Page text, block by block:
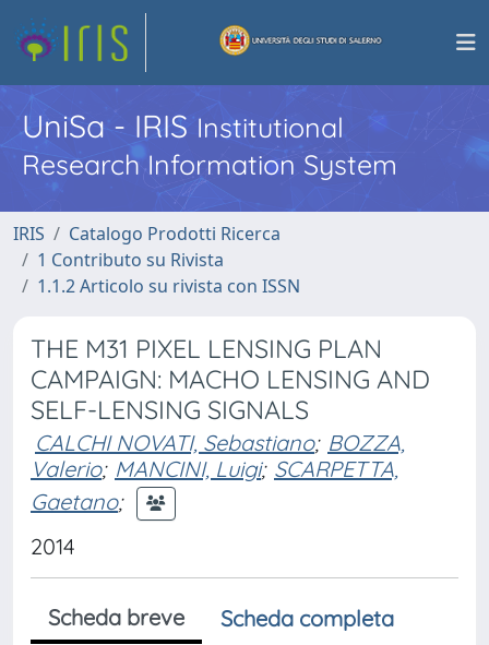
UniSa - IRISInstitutional
Research Information System
IRIS
Catalogo Prodotti Ricerca
1 Contributo su Rivista
1.1.2 Articolo su rivista con ISSN
THE M31 PIXEL LENSING PLAN
CAMPAIGN: MACHO LENSING AND
SELF-LENSING SIGNALS
CALCHI NOVATI, Sebastiano; BOZZA,
Valerio; MANCINI, Luigi; SCARPETTA,
Gaetano;
2014
Scheda breve
Scheda completa